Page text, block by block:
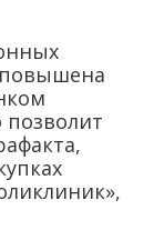
повышена